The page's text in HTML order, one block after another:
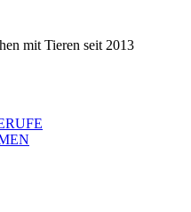
mit Tieren seit 2013